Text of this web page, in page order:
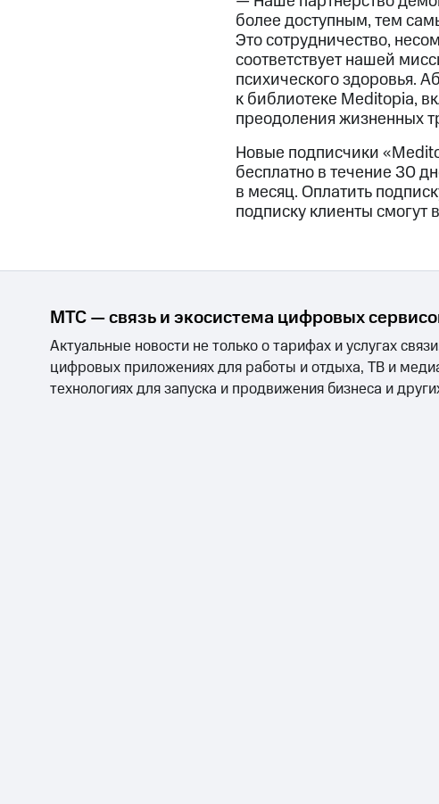
более доступным, тем
Это сотрудничество,
соответствует нашей
психического здоровья.
к библиотеке Meditopia,
преодоления жизненных
Новые подписчики
бесплатно в течение 30
в месяц. Оплатить
подписку клиенты
МТС — связь и экосистема цифровых
Актуальные новости не только о тарифах и услугах
цифровых приложениях для работы и отдыха, ТВ и
технологиях для запуска и продвижения бизнеса и